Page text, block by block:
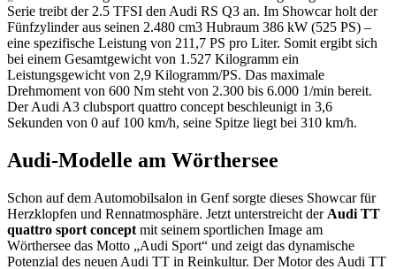
Serie treibt der 2.5 TFSI den Audi RS Q3 an. Im Showcar holt der
Fünfzylinder aus seinen 2.480 cm3 Hubraum 386 kW (525 PS) –
eine spezifische Leistung von 211,7 PS pro Liter. Somit ergibt sich
bei einem Gesamtgewicht von 1.527 Kilogramm ein
Leistungsgewicht von 2,9 Kilogramm/PS. Das maximale
Drehmoment von 600 Nm steht von 2.300 bis 6.000 1/min bereit.
Der Audi A3 clubsport quattro concept beschleunigt in 3,6
Sekunden von 0 auf 100 km/h, seine Spitze liegt bei 310 km/h.
Audi-Modelle am Wörthersee
Schon auf dem Automobilsalon in Genf sorgte dieses Showcar für
Herzklopfen und Rennatmosphäre. Jetzt unterstreicht der Audi TT
quattro sport concept mit seinem sportlichen Image am
Wörthersee das Motto „Audi Sport“ und zeigt das dynamische
Potenzial des neuen Audi TT in Reinkultur. Der Motor des Audi TT